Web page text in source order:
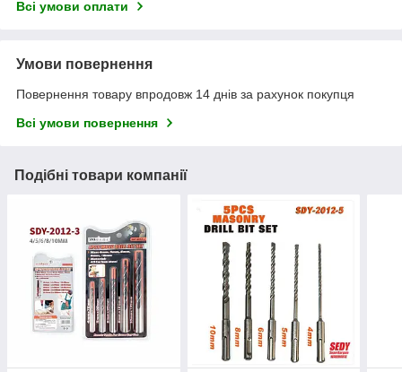
Всі умови оплати
Умови повернення
Повернення товару впродовж 14 днів за рахунок покупця
Всі умови повернення
Подібні товари компанії